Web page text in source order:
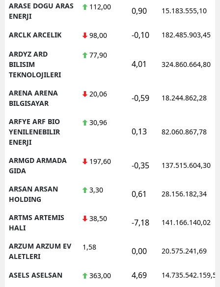
ARASE DOGU ARAS
ENERJI
112,00 0,90 15.183.555,10
ARCLK ARCELIK 98,00 -0,10 182.485.903,45
ARDYZ ARD
BILISIM
TEKNOLOJILERI
77,90
4,01 324.860.664,80
ARENA ARENA
BILGISAYAR
20,06 -0,59 18.244.862,28
ARFYE ARF BIO
YENILENEBILIR
ENERJI
30,96
0,13 82.060.867,78
ARMGD ARMADA
GIDA
197,60 -0,35 137.515.604,30
ARSAN ARSAN
HOLDING
3,30 0,61 28.156.182,34
ARTMS ARTEMIS
HALI
38,50 -7,18 141.166.140,02
ARZUM ARZUM EV
ALETLERI
1,58 0,00 20.575.241,69
ASELS ASELSAN 363,00 4,69 14.735.542.159,50